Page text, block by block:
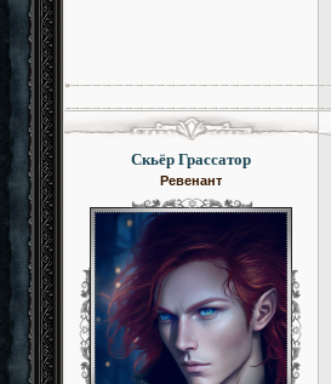
Скьёр Грассатор
Ревенант